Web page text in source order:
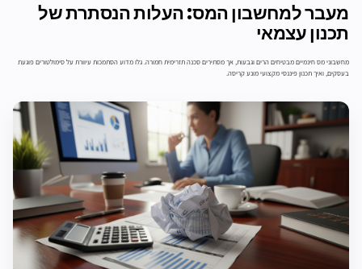
מעבר למחשבון המס: העלות הנסתרת של
תכנון עצמאי
מחשבוני מס חינמיים מבטיחים הרים וגבעות, אך מסתירים סכנה תזרימית חמורה. גלו מדוע הסתמכות עיוורת על סימולטורים פוגעת
בעסקים, ואיך תכנון פיננסי מקצועי מונע קריסה.